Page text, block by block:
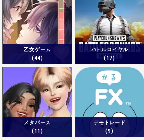
乙女ゲーム
(44)
バトルロイヤル
(17)
メタバース
(11)
デモトレード
(9)